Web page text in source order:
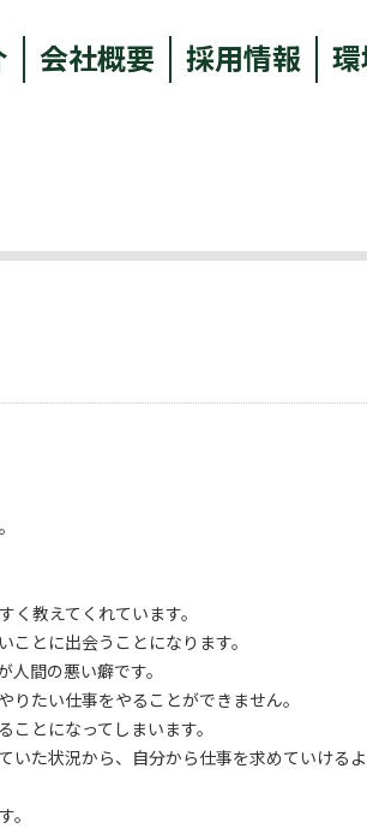
会社概要 採用情報
教えてくれています。
とに出会うことになります。
間の悪い癖です。
たい仕事をやることができません。
とになってしまいます。
いた状況から、自分から仕事を求めていける